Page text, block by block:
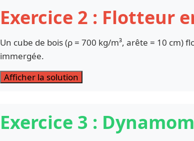
Exercice 2 : Flotteur
Un cube de bois (ρ = 700 kg/m³, arête = 10 cm)
immergée.
Afficher la solution
Exercice 3 :